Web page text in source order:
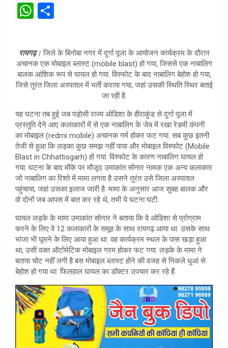
W
s
A
p
p
ar
e
रायगढ़। जिले के बिनोबा नगर में दुर्गा पूजा के आयोजन कार्यक्रम के दौरान
अचानक एक मोबाइल ब्लास्ट (mobile blast) हो गया, जिससे एक नाबालिग
बालक आंशिक रूप से घायल हो गया. विस्फोट के बाद नाबालिग बेहोश हो गया,
जिसे तुरंत जिला अस्पताल में भर्ती कराया गया, जहां उसकी स्थिति स्थिर बताई
जा रही है.
यह घटना तब हुई जब पड़ोसी राज्य ओडिशा के हीराकुंड से दुर्गा पूजा में
प्रस्तुति देने आए कलाकारों में से एक नाबालिग के जेब में रखा रेडमी कंपनी
का मोबाइल (redmi mobile) अचानक गर्म होकर फट गया. सब कुछ इतनी
तेजी से हुआ कि लड़का कुछ समझ नहीं पाया और मोबाइल विस्फोट (Mobile
Blast in Chhattisgarh) हो गया. विस्फोट के कारण नाबालिग घायल हो
गया. घटना के बाद मौके पर मौजूद उमाकांत सोनार नामक एक अन्य कलाकार
जो नाबालिग का रिश्ते में मामा लगता है उसने तुरंत उसे जिला अस्पताल
पहुंचाया, जहां उसका इलाज जारी है. मामा के अनुसार आज सुबह बालक और
वो दोनों जब आपस में बात कर रहे थे, तभी ये घटना घटी.
घायल लड़के के मामा उमाकांत सोनार ने बताया कि वे ओडिशा से प्रोग्राम
करने के लिए वे 12 कलाकारों के समूह के साथ रायगढ़ आया था. उसके साथ
भांजा भी घूमने के लिए आया हुआ था. वह कार्यक्रम स्थल के पास खड़ा हुआ
था, उसी वक्त ऑटोमेटिक मोबाइल गरम होकर फट गया. लड़के के मामा ने
बताया चोट नहीं लगी है बस मोबाइल ब्लास्ट होने की वजह से निकले धुआं से
बेहोश हो गया था. फिलहाल घायल का डॉक्टर उपचार कर रहे हैं.